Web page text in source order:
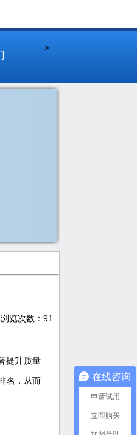
>
览次数： 91
提升质量
名，从而 在线咨询
申请试用
立即购买